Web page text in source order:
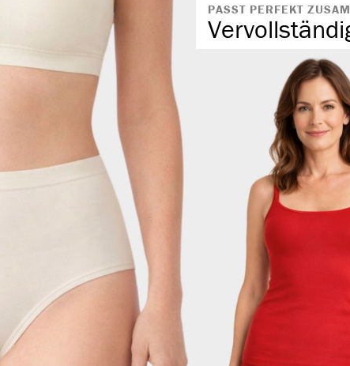
PASST PERFEKT